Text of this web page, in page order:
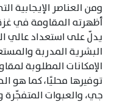
ومن العناصر الإيجابية
أظهرته المقاومة في
يدلّ على استعداد عالي
البشرية المدربة
الإمكانات المطلوبة
توفيرها محليًا، كما هو
جي، والعبوات المتفجّرة